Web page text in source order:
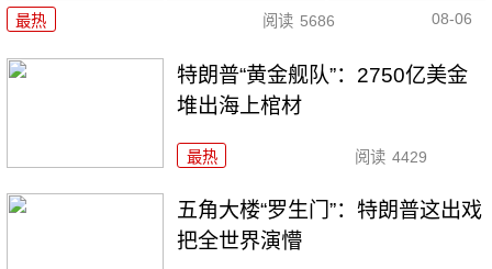
最热 阅读 5686 08-06
特朗普“黄金舰队”：2750亿美金
堆出海上棺材
最热 阅读 4429
五角大楼“罗生门”：特朗普这出戏
把全世界演懵